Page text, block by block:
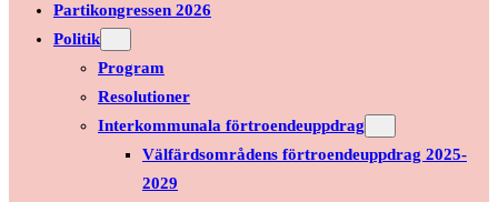
Partikongressen 2026
Politik
Program
Resolutioner
Interkommunala förtroendeuppdrag
Välfärdsområdens förtroendeuppdrag 2025-
2029